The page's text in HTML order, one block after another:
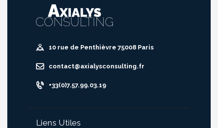
10 rue de Penthièvre 75008 Paris
contact@axialysconsulting.fr
+33(0)7.57.99.03.19
Liens Utiles